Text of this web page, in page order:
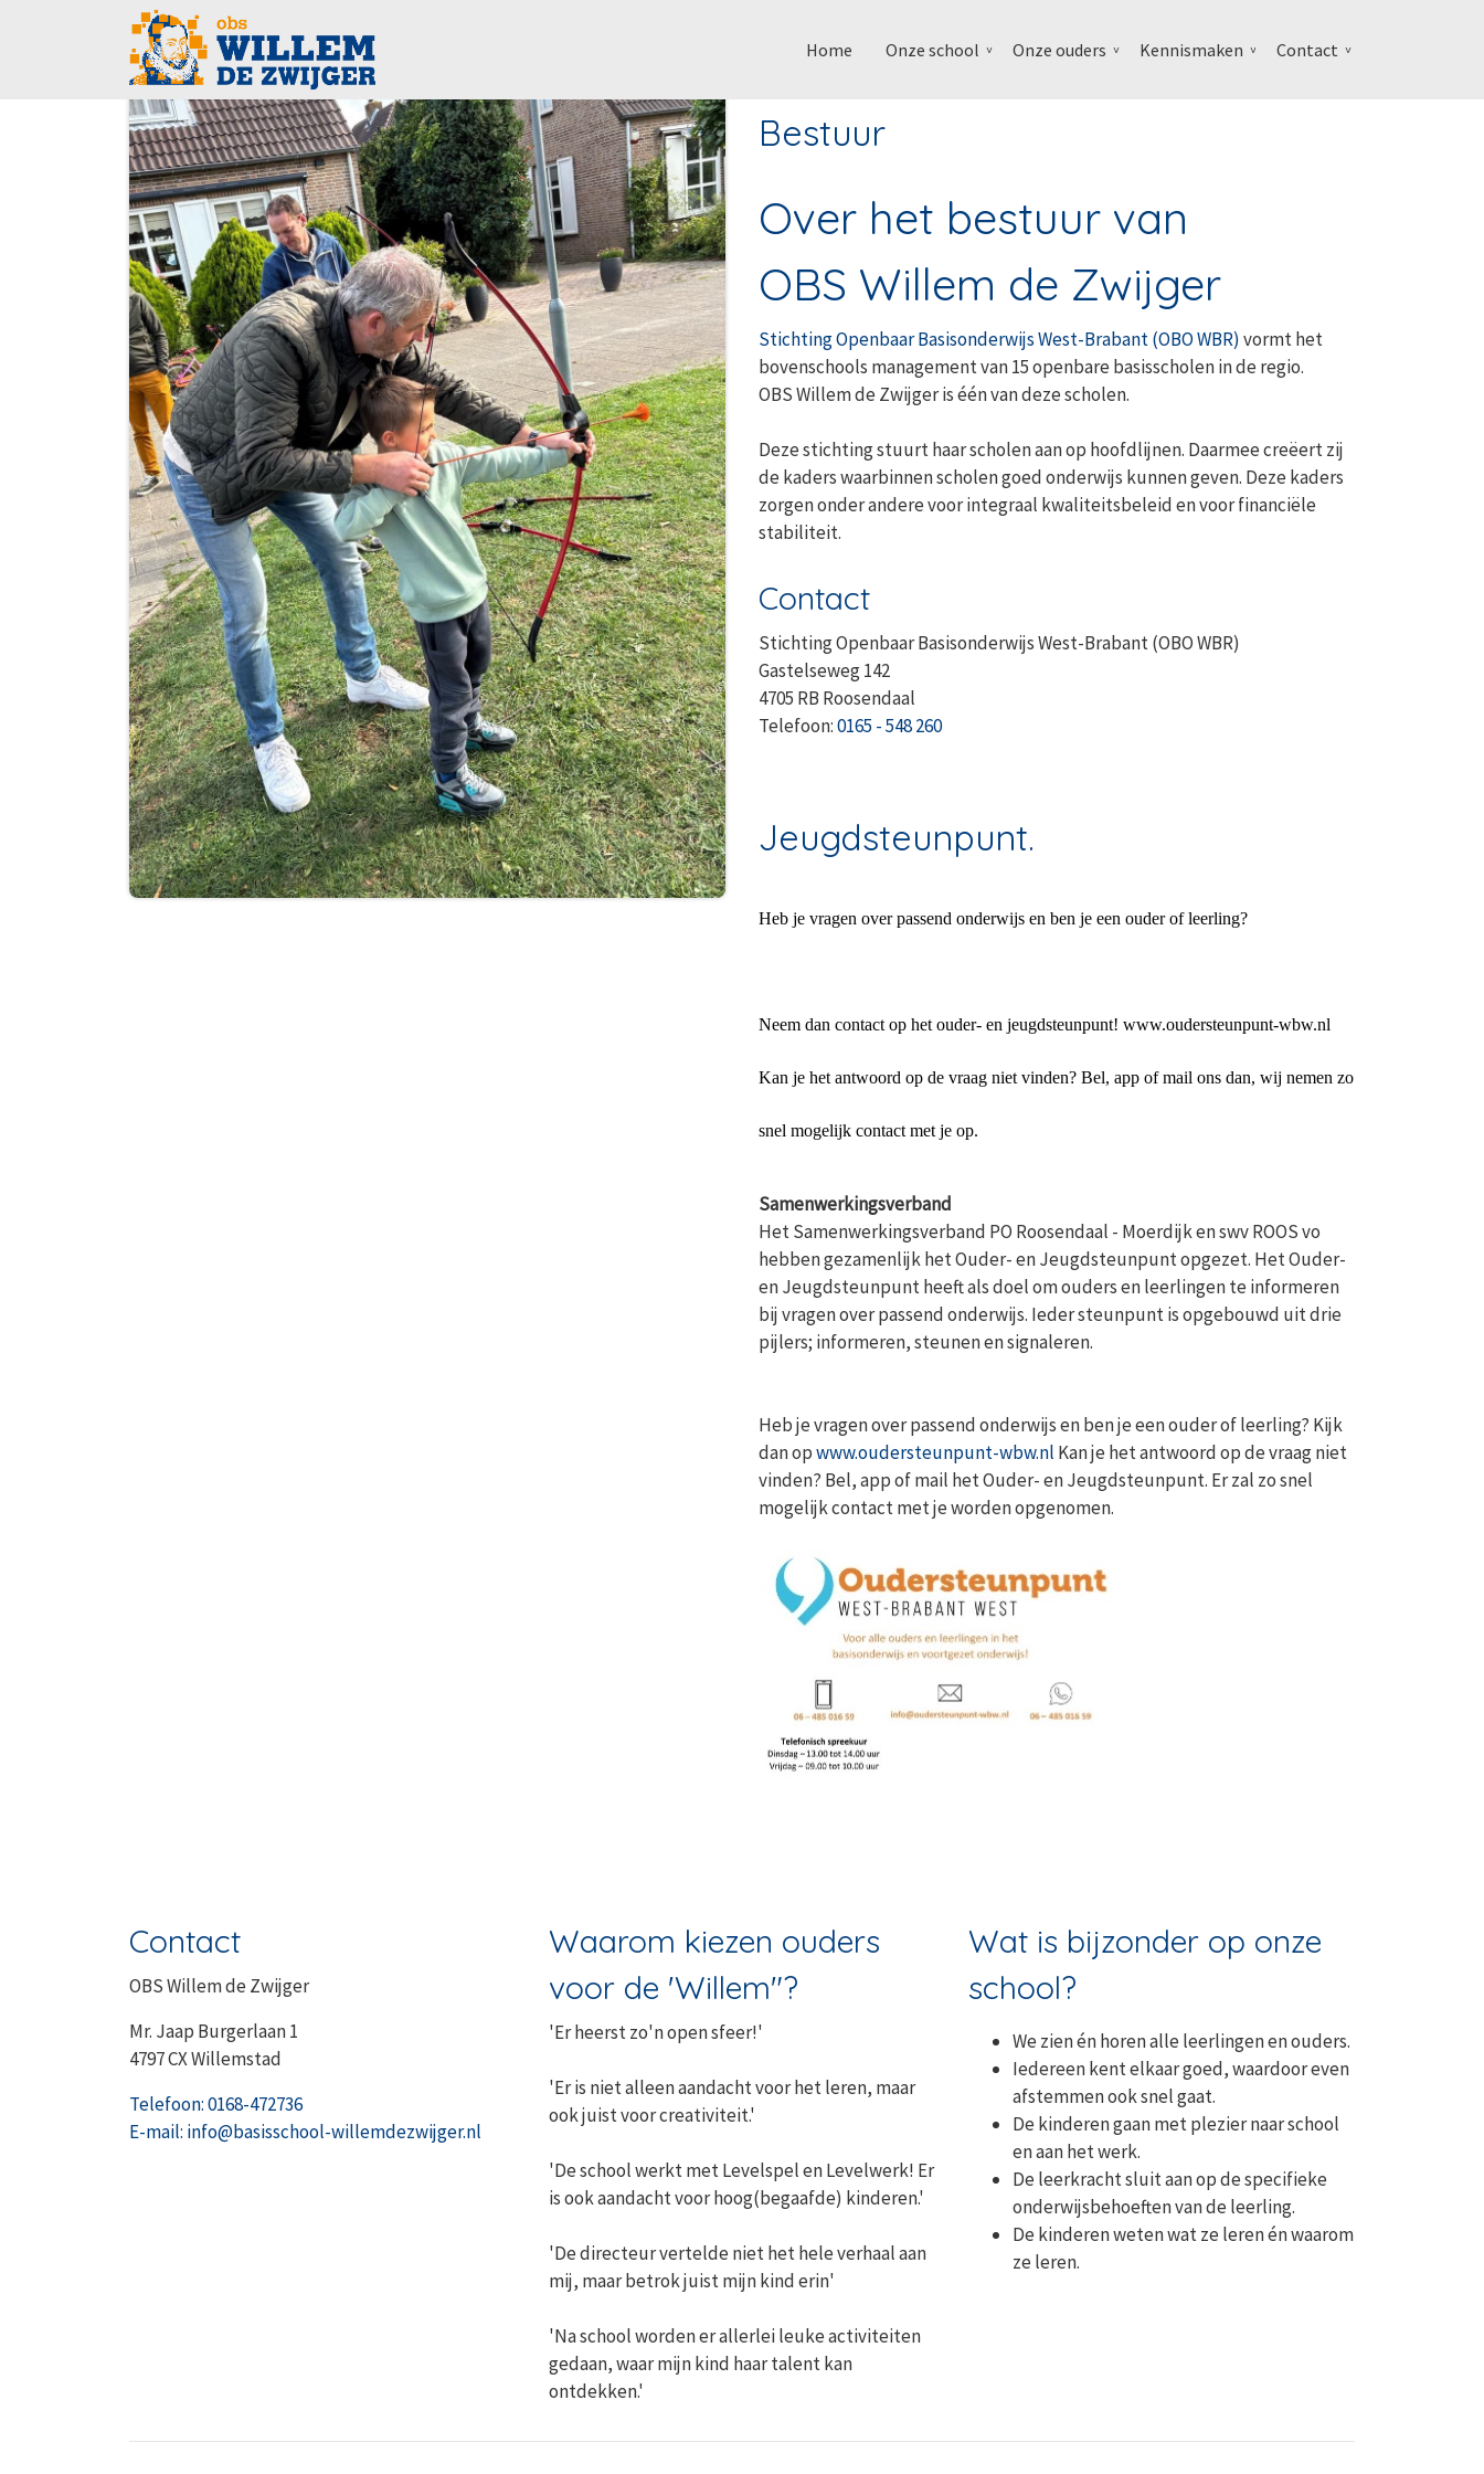
Home Onze school Onze ouders Kennismaken Contact
Bestuur
Over het bestuur van
OBS Willem de Zwijger
Stichting Openbaar Basisonderwijs West-Brabant (OBO WBR) vormt het
bovenschools management van 15 openbare basisscholen in de regio.
OBS Willem de Zwijger is één van deze scholen.
Deze stichting stuurt haar scholen aan op hoofdlijnen. Daarmee creëert zij
de kaders waarbinnen scholen goed onderwijs kunnen geven. Deze kaders
zorgen onder andere voor integraal kwaliteitsbeleid en voor financiële
stabiliteit.
Contact
Stichting Openbaar Basisonderwijs West-Brabant (OBO WBR)
Gastelseweg 142
4705 RB Roosendaal
Telefoon:0165 - 548 260
Jeugdsteunpunt.
Heb je vragen over passend onderwijs en ben je een ouder of leerling?
Neem dan contact op het ouder- en jeugdsteunpunt! www.oudersteunpunt-wbw.nl
Kan je het antwoord op de vraag niet vinden? Bel, app of mail ons dan, wij nemen zo
snel mogelijk contact met je op.
Samenwerkingsverband
Het Samenwerkingsverband PO Roosendaal - Moerdijk en swv ROOS vo
hebben gezamenlijk het Ouder- en Jeugdsteunpunt opgezet. Het Ouder-
en Jeugdsteunpunt heeft als doel om ouders en leerlingen te informeren
bij vragen over passend onderwijs. Ieder steunpunt is opgebouwd uit drie
pijlers; informeren, steunen en signaleren.
Heb je vragen over passend onderwijs en ben je een ouder of leerling? Kijk
dan opwww.oudersteunpunt-wbw.nl Kan je het antwoord op de vraag niet
vinden? Bel, app of mail het Ouder- en Jeugdsteunpunt. Er zal zo snel
mogelijk contact met je worden opgenomen.
Contact
OBS Willem de Zwijger
Mr. Jaap Burgerlaan 1
4797 CX Willemstad
Telefoon: 0168-472736
E-mail: info@basisschool-willemdezwijger.nl
Waarom kiezen ouders
voor de 'Willem"?
'Er heerst zo'n open sfeer!'
'Er is niet alleen aandacht voor het leren, maar
ook juist voor creativiteit.'
'De school werkt met Levelspel en Levelwerk! Er
is ook aandacht voor hoog(begaafde) kinderen.'
'De directeur vertelde niet het hele verhaal aan
mij, maar betrok juist mijn kind erin'
'Na school worden er allerlei leuke activiteiten
gedaan, waar mijn kind haar talent kan
ontdekken.'
Wat is bijzonder op onze
school?
We zien én horen alle leerlingen en ouders.
Iedereen kent elkaar goed, waardoor even
afstemmen ook snel gaat.
De kinderen gaan met plezier naar school
en aan het werk.
De leerkracht sluit aan op de specifieke
onderwijsbehoeften van de leerling.
De kinderen weten wat ze leren én waarom
ze leren.